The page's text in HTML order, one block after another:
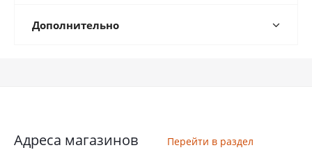
Дополнительно
Адреса магазинов Перейти в раздел